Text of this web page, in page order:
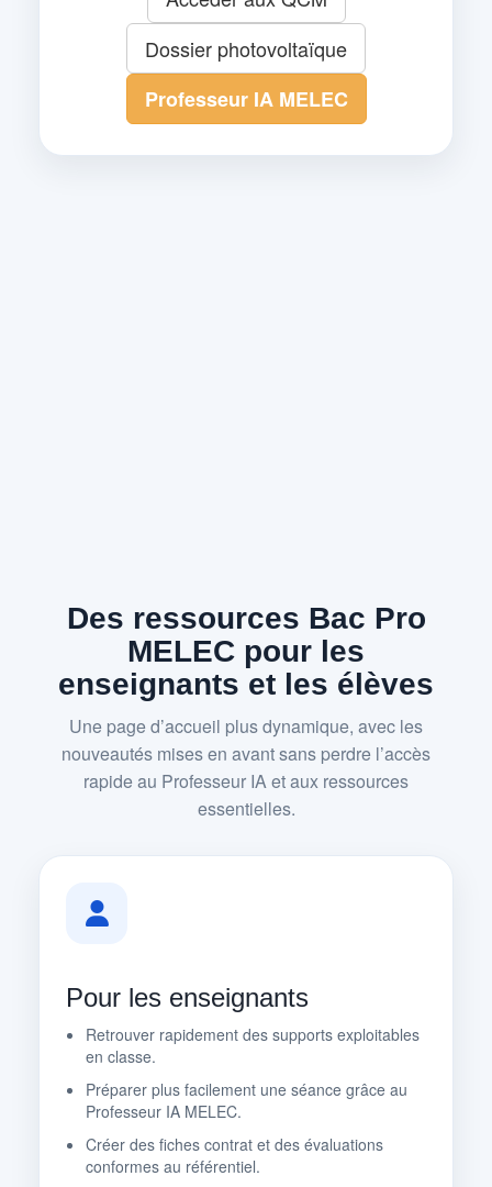
Dossier photovoltaïque
Professeur IA MELEC
Des ressources Bac Pro
MELEC pour les
enseignants et les élèves
Une page d’accueil plus dynamique, avec les
nouveautés mises en avant sans perdre l’accès
rapide au Professeur IA et aux ressources
essentielles.
Pour les enseignants
Retrouver rapidement des supports exploitables
en classe.
Préparer plus facilement une séance grâce au
Professeur IA MELEC.
Créer des fiches contrat et des évaluations
conformes au référentiel.